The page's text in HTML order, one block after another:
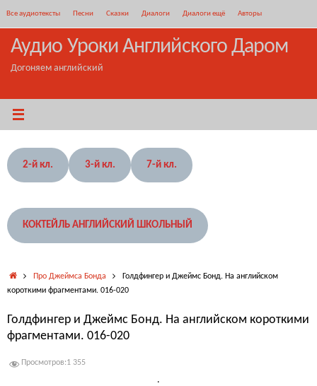
содержимому
Все аудиотексты Песни Сказки Диалоги Диалоги ещё Авторы
Аудио Уроки Английского Даром
Догоняем английский
2-й кл. 3-й кл. 7-й кл.
КОКТЕЙЛЬ АНГЛИЙСКИЙ ШКОЛЬНЫЙ
ГлавнаяПро Джеймса Бонда
Голдфингер и Джеймс Бонд. На английском
короткими фрагментами. 016-020
Голдфингер и Джеймс Бонд. На английском короткими
фрагментами. 016-020
Просмотров:1 355
.